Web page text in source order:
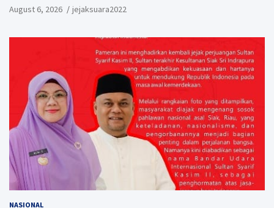
August 6, 2026 jejaksuara2022
NASIONAL